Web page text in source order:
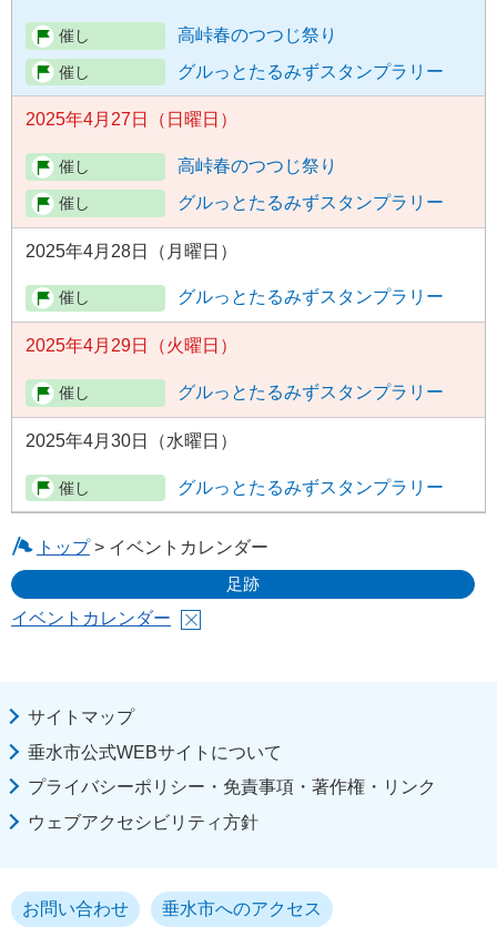
高峠春のつつじ祭り
グルっとたるみずスタンプラリー
2025年4月27日（日曜日）
高峠春のつつじ祭り
グルっとたるみずスタンプラリー
2025年4月28日（月曜日）
グルっとたるみずスタンプラリー
2025年4月29日（火曜日）
グルっとたるみずスタンプラリー
2025年4月30日（水曜日）
グルっとたるみずスタンプラリー
トップ> イベントカレンダー
足跡
イベントカレンダー
サイトマップ
垂水市公式WEBサイトについて
プライバシーポリシー・免責事項・著作権・リンク
ウェブアクセシビリティ方針
お問い合わせ 垂水市へのアクセス